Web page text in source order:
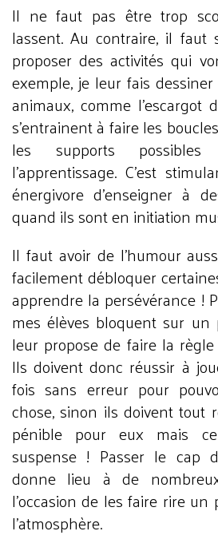
Il ne faut pas être trop
lassent. Au contraire, il faut
proposer des activités qui
exemple, je leur fais
animaux, comme
s’entrainent à faire les
les supports possibles
l’apprentissage. C’est
énergivore d’enseigner à
quand ils sont en initiation
Il faut avoir de l’humour
facilement débloquer
apprendre la persévérance !
mes élèves bloquent sur un
leur propose de faire la
Ils doivent donc réussir à
fois sans erreur pour
chose, sinon ils doivent tout
pénible pour eux mais
suspense ! Passer le cap
donne lieu à de
l’occasion de les faire rire
l’atmosphère.